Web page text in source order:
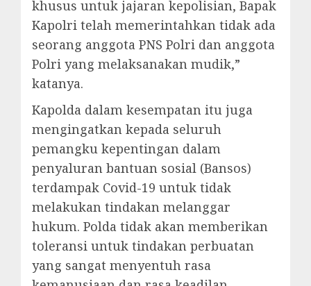
khusus untuk jajaran kepolisian, Bapak
Kapolri telah memerintahkan tidak ada
seorang anggota PNS Polri dan anggota
Polri yang melaksanakan mudik,”
katanya.
Kapolda dalam kesempatan itu juga
mengingatkan kepada seluruh
pemangku kepentingan dalam
penyaluran bantuan sosial (Bansos)
terdampak Covid-19 untuk tidak
melakukan tindakan melanggar
hukum. Polda tidak akan memberikan
toleransi untuk tindakan perbuatan
yang sangat menyentuh rasa